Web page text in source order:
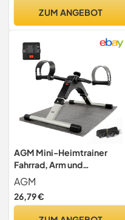
Menschen, Weiß | Schwarz
ZUM ANGEBOT
AGM Mini-Heimtrainer
Fahrrad, Arm und
Beintrainer Fitnesstrainer,
Fitness, Hometrainer
Bewegungstrainer mit
AGM
26,79 €